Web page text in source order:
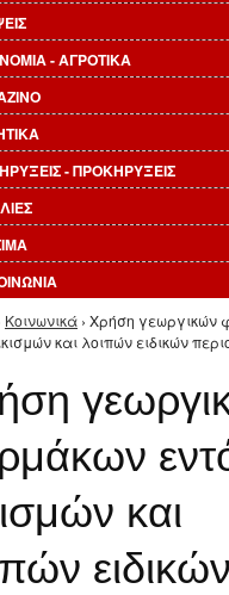
- ΑΓΡΟΤΙΚΑ
- ΠΡΟΚΗΡΥΞΕΙΣ
εδώ
Κοινωνικά › Χρήση γεωργικών
και λοιπών ειδικών
και
ειδικών